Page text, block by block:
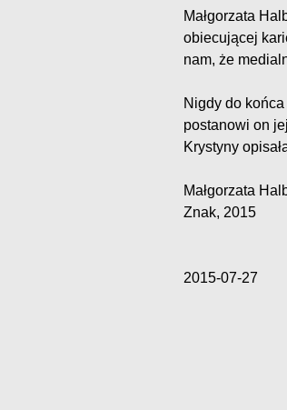
Małgorzata
obiecującej
nam, że
Nigdy do
postanowi on
Krystyny
Małgorzata
Znak, 2015
2015-07-27